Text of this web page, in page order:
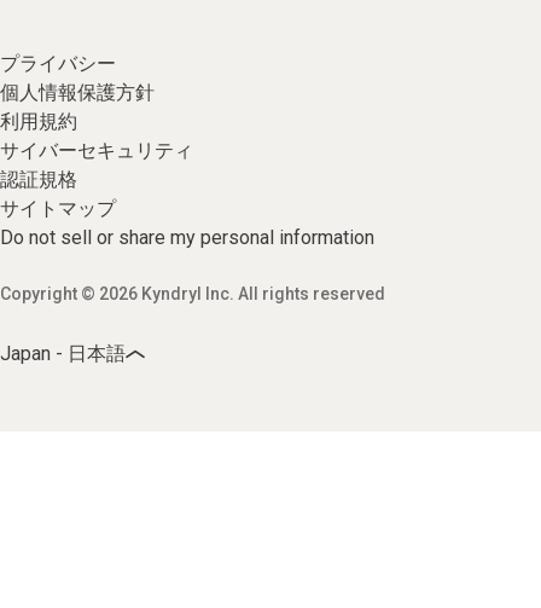
プライバシー
個人情報保護方針
利用規約
サイバーセキュリティ
認証規格
サイトマップ
Do not sell or share my personal information
Copyright © 2026 Kyndryl Inc. All rights reserved
Japan - 日本語